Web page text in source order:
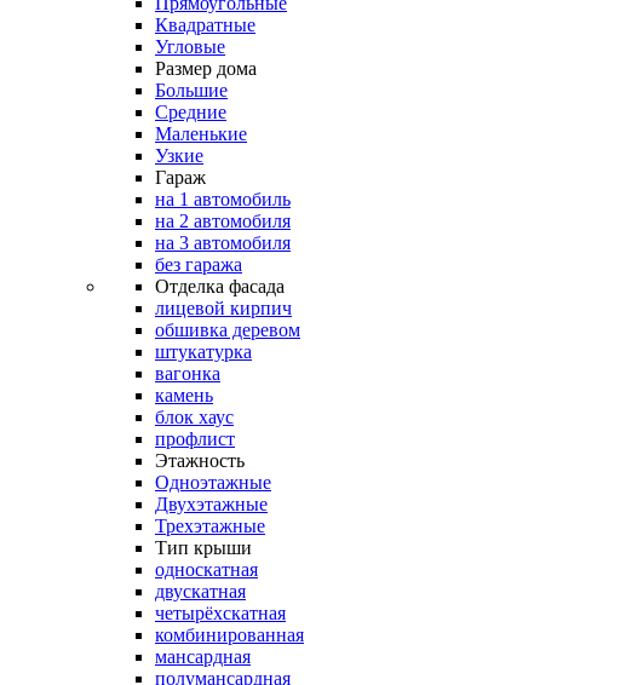
Квадратные
Угловые
Размер дома
Большие
Средние
Маленькие
Узкие
Гараж
на 1 автомобиль
на 2 автомобиля
на 3 автомобиля
без гаража
Отделка фасада
лицевой кирпич
обшивка деревом
штукатурка
вагонка
камень
блок хаус
профлист
Этажность
Одноэтажные
Двухэтажные
Трехэтажные
Тип крыши
односкатная
двускатная
четырёхскатная
комбинированная
мансардная
полумансардная